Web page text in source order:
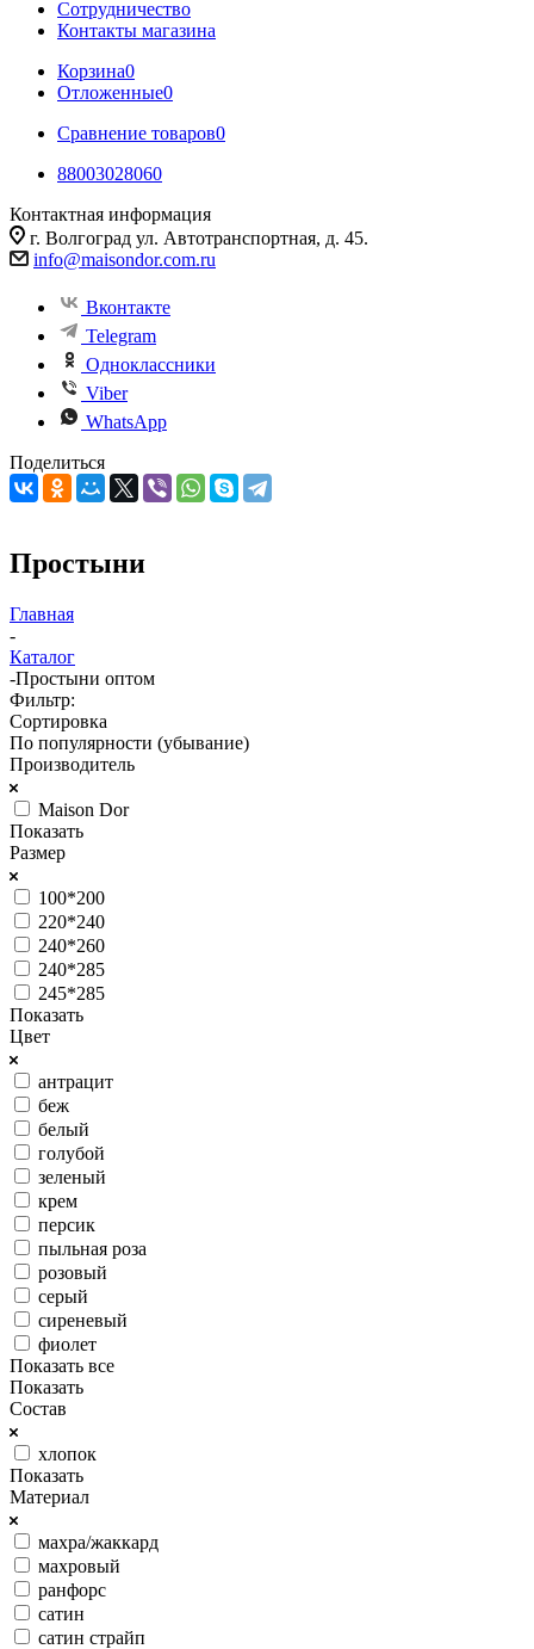
Сотрудничество
Контакты магазина
Корзина0
Отложенные0
Сравнение товаров0
88003028060
Контактная информация
г. Волгоград ул. Автотранспортная, д. 45.
info@maisondor.com.ru
Вконтакте
Telegram
Одноклассники
Viber
WhatsApp
Поделиться
Простыни
Главная
-
Каталог
-Простыни оптом
Фильтр:
Сортировка
По популярности (убывание)
Производитель
Maison Dor
Показать
Размер
100*200
220*240
240*260
240*285
245*285
Показать
Цвет
антрацит
беж
белый
голубой
зеленый
крем
персик
пыльная роза
розовый
серый
сиреневый
фиолет
Показать все
Показать
Состав
хлопок
Показать
Материал
махра/жаккард
махровый
ранфорс
сатин
сатин страйп